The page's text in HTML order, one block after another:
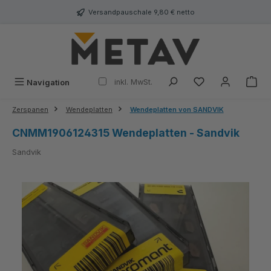
Versandpauschale 9,80 € netto
Navigation inkl. MwSt.
Zerspanen Wendeplatten Wendeplatten von SANDVIK
CNMM1906124315 Wendeplatten - Sandvik
Sandvik
Bildergalerie überspringen